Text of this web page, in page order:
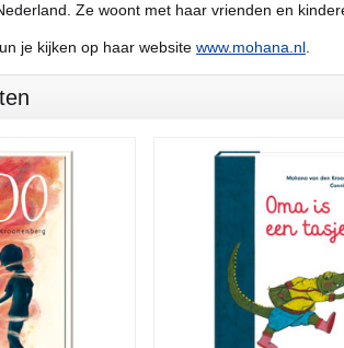
Ze woont met haar vrienden en
je kijken op haar website www.mohana.nl.